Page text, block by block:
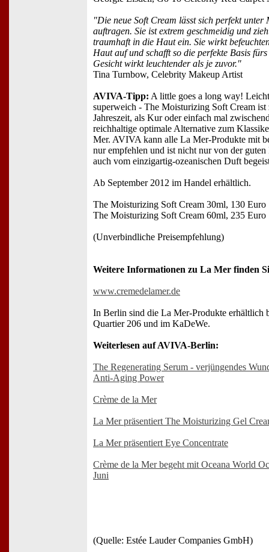
"Die neue Soft Cream lässt sich perfekt unter
auftragen. Sie ist extrem geschmeidig und
traumhaft in die Haut ein. Sie wirkt
Haut auf und schafft so die perfekte Basis
Gesicht wirkt leuchtender als je zuvor."
Tina Turnbow, Celebrity Makeup Artist
AVIVA-Tipp: A little goes a long way!
superweich - The Moisturizing Soft Cream ist
Jahreszeit, als Kur oder einfach mal
reichhaltige optimale Alternative zum
Mer. AVIVA kann alle La Mer-Produkte mit
nur empfehlen und ist nicht nur von der guten
auch vom einzigartig-ozeanischen Duft
Ab September 2012 im Handel erhältlich.
The Moisturizing Soft Cream 30ml, 130 Euro
The Moisturizing Soft Cream 60ml, 235 Euro
(Unverbindliche Preisempfehlung)
Weitere Informationen zu La Mer finden
www.cremedelamer.de
In Berlin sind die La Mer-Produkte erhältlich
Quartier 206 und im KaDeWe.
Weiterlesen auf AVIVA-Berlin:
The Regenerating Serum - verjüngendes
Anti-Aging Power
Crème de la Mer
La Mer präsentiert The Moisturizing Gel
La Mer präsentiert Eye Concentrate
Crème de la Mer begeht mit Oceana World
Juni
(Quelle: Estée Lauder Companies GmbH)